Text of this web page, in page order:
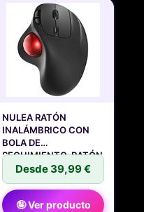
NULEA RATÓN
INALÁMBRICO CON
BOLA DE
SEGUIMIENTO, RATÓN
Desde 39,99 €
🤪 Ver producto